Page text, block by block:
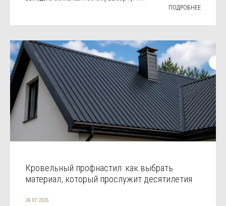
ПОДРОБНЕЕ
Кровельный профнастил: как выбрать
материал, который прослужит десятилетия
24.07.2026